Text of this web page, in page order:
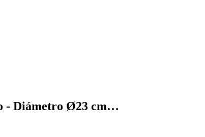
- Diámetro Ø23 cm…